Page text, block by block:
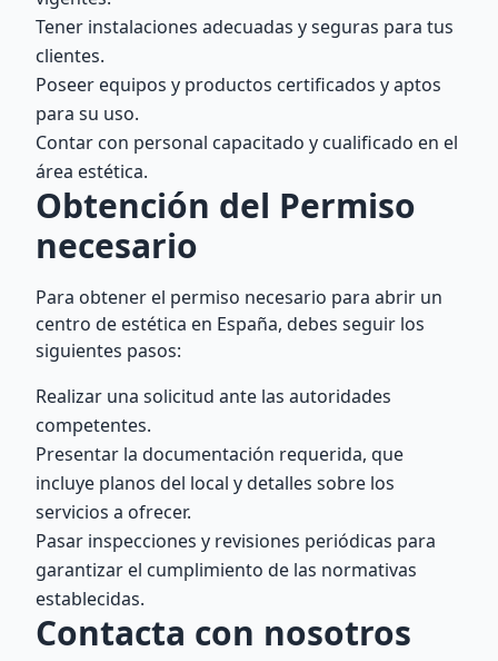
Tener instalaciones adecuadas y seguras para tus
clientes.
Poseer equipos y productos certificados y aptos
para su uso.
Contar con personal capacitado y cualificado en el
área estética.
Obtención del Permiso
necesario
Para obtener el permiso necesario para abrir un
centro de estética en España, debes seguir los
siguientes pasos:
Realizar una solicitud ante las autoridades
competentes.
Presentar la documentación requerida, que
incluye planos del local y detalles sobre los
servicios a ofrecer.
Pasar inspecciones y revisiones periódicas para
garantizar el cumplimiento de las normativas
establecidas.
Contacta con nosotros